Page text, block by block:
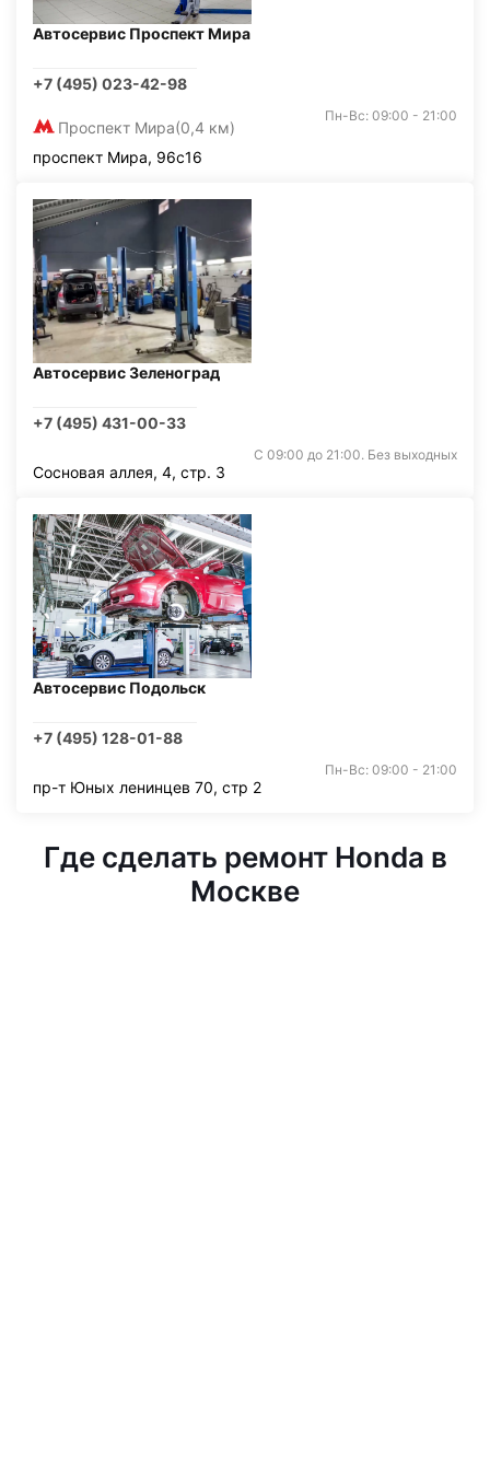
Автосервис Проспект Мира
+7 (495) 023-42-98
Проспект Мира(0,4 км)
Пн-Вс: 09:00 - 21:00
проспект Мира, 96с16
Автосервис Зеленоград
+7 (495) 431-00-33
С 09:00 до 21:00. Без выходных
Сосновая аллея, 4, стр. 3
Автосервис Подольск
+7 (495) 128-01-88
Пн-Вс: 09:00 - 21:00
пр-т Юных ленинцев 70, стр 2
Где сделать ремонт Honda в
Москве